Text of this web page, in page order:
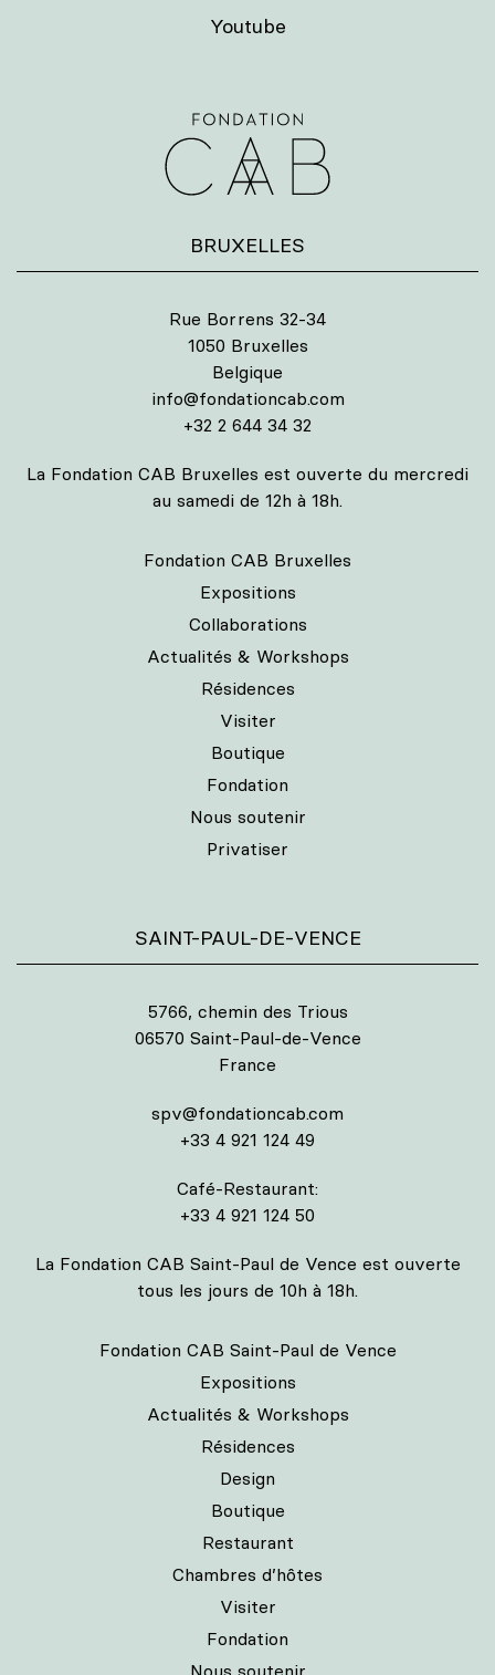
Youtube
BRUXELLES
Rue Borrens 32-34
1050 Bruxelles
Belgique
info@fondationcab.com
+32 2 644 34 32
La Fondation CAB Bruxelles est ouverte du mercredi
au samedi de 12h à 18h.
Fondation CAB Bruxelles
Expositions
Collaborations
Actualités & Workshops
Résidences
Visiter
Boutique
Fondation
Nous soutenir
Privatiser
SAINT-PAUL-DE-VENCE
5766, chemin des Trious
06570 Saint-Paul-de-Vence
France
spv@fondationcab.com
+33 4 921 124 49
Café-Restaurant:
+33 4 921 124 50
La Fondation CAB Saint-Paul de Vence est ouverte
tous les jours de 10h à 18h.
Fondation CAB Saint-Paul de Vence
Expositions
Actualités & Workshops
Résidences
Design
Boutique
Restaurant
Chambres d’hôtes
Visiter
Fondation
Nous soutenir